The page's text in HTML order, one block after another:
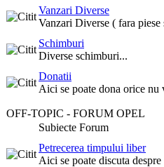
Vanzari Diverse
Vanzari Diverse ( fara
Schimburi
Diverse schimburi...
Donatii
Aici se poate dona orice nu
OFF-TOPIC - FORUM OPEL
Subiecte Forum
Petrecerea timpului liber
Aici se poate discuta